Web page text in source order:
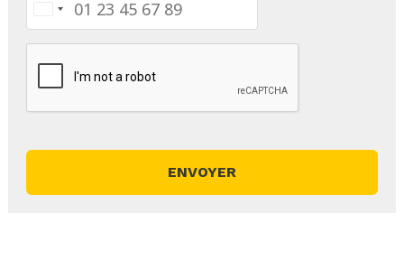
France
+33